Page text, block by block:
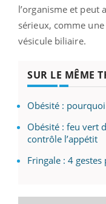
l’organisme et peut
sérieux, comme
vésicule biliaire.
SUR LE MÊME
Obésité :
Obésité : feu vert
contrôle l’appétit
Fringale : 4